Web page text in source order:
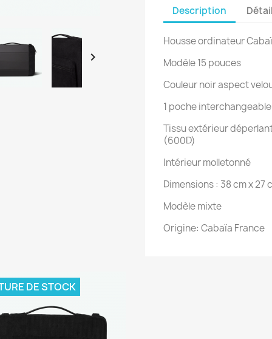

Description
Housse ordinateur
Modèle 15 pouces
Couleur noir aspect
1 poche interchangeable
Tissu extérieur
(600D)
Intérieur molletonné
Dimensions : 38 cm x 27
Modèle mixte
Origine: Cabaïa France
DE STOCK